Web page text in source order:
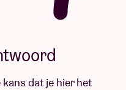
dat je hier het